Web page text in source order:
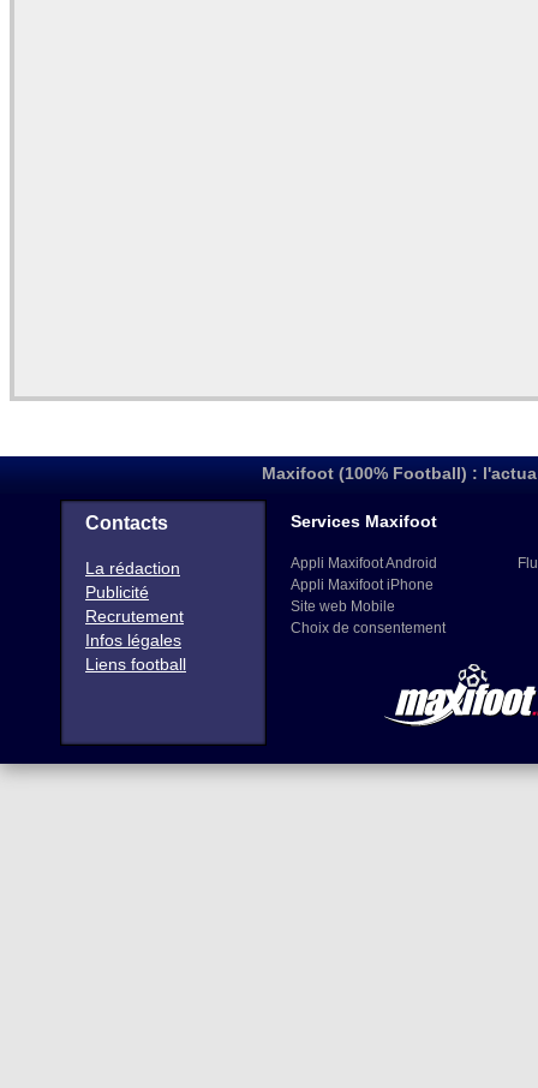
Maxifoot (100% Football) :
Contacts
La rédaction
Publicité
Recrutement
Infos légales
Liens football
Services Maxifoot
Appli Maxifoot Android
Appli Maxifoot iPhone
Site web Mobile
Choix de consentement